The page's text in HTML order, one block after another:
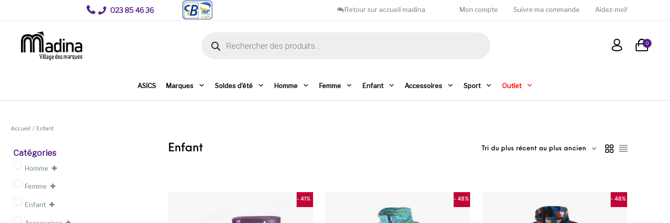
023 85 46 36 Retour sur accueil madina Mon compte Suivre ma commande Aidez-moi!
0
ASICS Marques Soldes d'été Homme Femme Enfant Accessoires Sport Outlet
Accueil / Enfant
Catégories
Homme
Femme
Enfant
Enfant Tri du plus récent au plus ancien
- 41%
Ce produit a plusieurs variations. Les options peuvent être choisies sur la page du produit
- 48%
Ce produit a plusieurs variations. Les options peuvent être
- 48%
Ce produit a